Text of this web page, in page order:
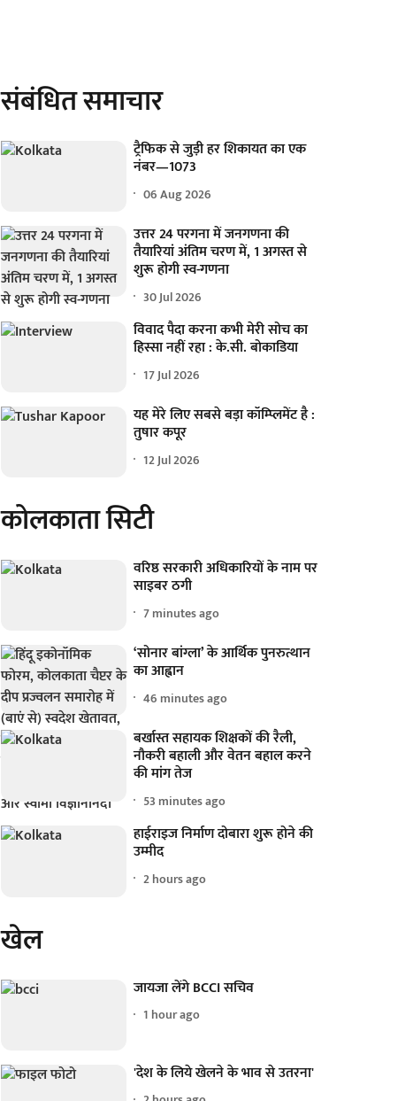
संबंधित समाचार
ट्रैफिक से जुड़ी हर शिकायत का एक
नंबर—1073
06 Aug 2026
उत्तर 24 परगना में जनगणना की
तैयारियां अंतिम चरण में, 1 अगस्त से
शुरू होगी स्व-गणना
30 Jul 2026
विवाद पैदा करना कभी मेरी सोच का
हिस्सा नहीं रहा : के.सी. बोकाडिया
17 Jul 2026
यह मेरे लिए सबसे बड़ा कॉम्प्लिमेंट है :
तुषार कपूर
12 Jul 2026
कोलकाता सिटी
वरिष्ठ सरकारी अधिकारियों के नाम पर
साइबर ठगी
7 minutes ago
‘सोनार बांग्ला’ के आर्थिक पुनरुत्थान
का आह्वान
46 minutes ago
बर्खास्त सहायक शिक्षकों की रैली,
नौकरी बहाली और वेतन बहाल करने
की मांग तेज
53 minutes ago
हाईराइज निर्माण दोबारा शुरू होने की
उम्मीद
2 hours ago
खेल
जायजा लेंगे BCCI सचिव
1 hour ago
'देश के लिये खेलने के भाव से उतरना'